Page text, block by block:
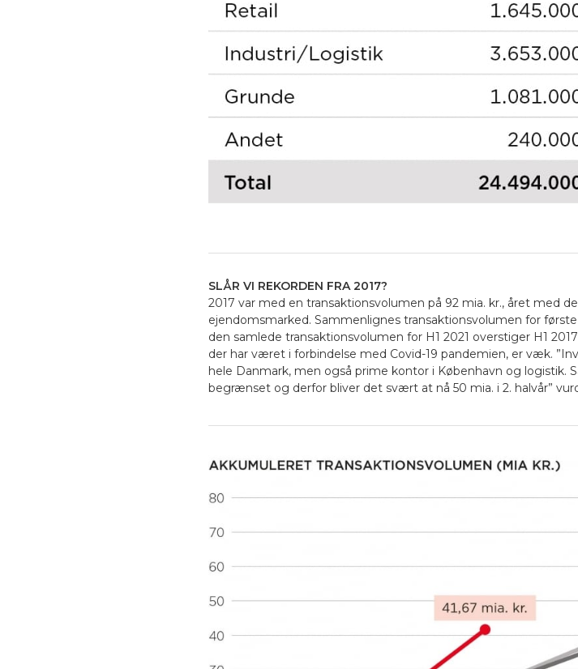
SLÅR VI REKORDEN FRA 2017?
2017 var med en transaktionsvolumen på 92 mia. kr., året med
ejendomsmarked. Sammenlignes transaktionsvolumen for
den samlede transaktionsvolumen for H1 2021 overstiger H1
der har været i forbindelse med Covid-19 pandemien, er væk.
hele Danmark, men også prime kontor i København og logistik.
begrænset og derfor bliver det svært at nå 50 mia. i 2. halvår”